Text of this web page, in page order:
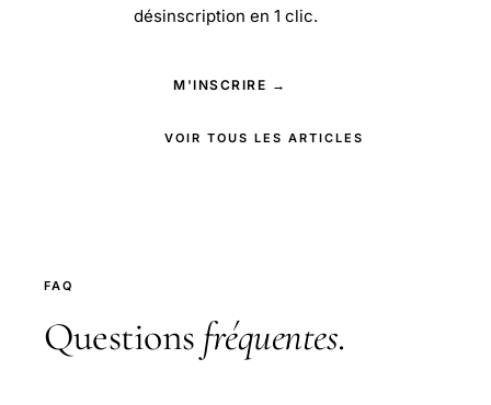
désinscription en 1 clic.
M'INSCRIRE →
VOIR TOUS LES ARTICLES
FAQ
Questions fréquentes.